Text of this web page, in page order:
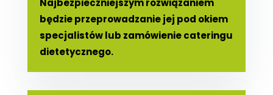
Najbezpieczniejszym rozwiązaniem
będzie przeprowadzanie jej pod okiem
specjalistów lub zamówienie cateringu
dietetycznego.